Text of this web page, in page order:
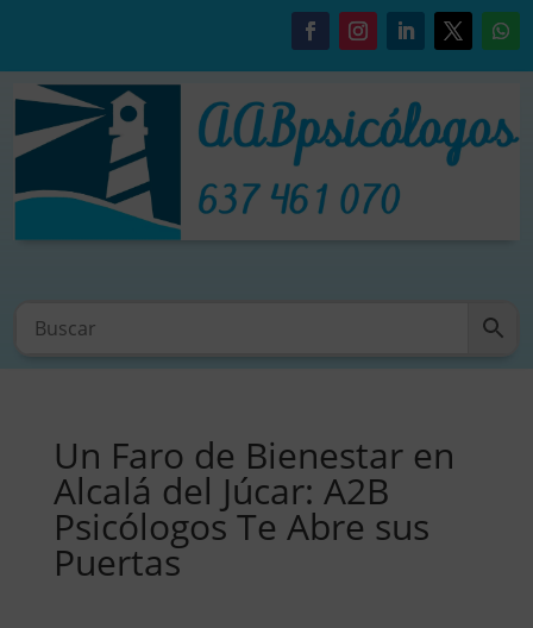
Un Faro de Bienestar en
Alcalá del Júcar: A2B
Psicólogos Te Abre sus
Puertas